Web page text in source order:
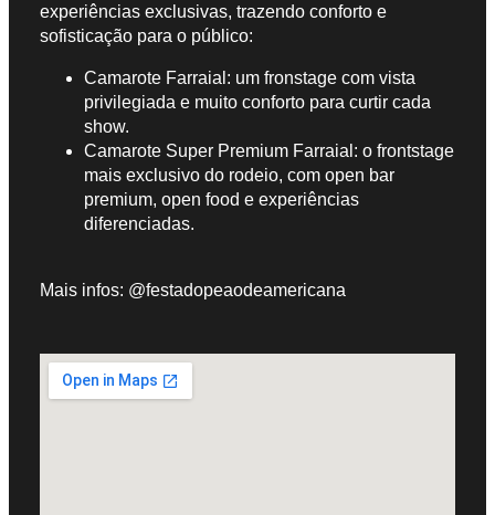
experiências exclusivas, trazendo conforto e
sofisticação para o público:
Camarote Farraial: um fronstage com vista
privilegiada e muito conforto para curtir cada
show.
Camarote Super Premium Farraial: o frontstage
mais exclusivo do rodeio, com open bar
premium, open food e experiências
diferenciadas.
Mais infos: @festadopeaodeamericana